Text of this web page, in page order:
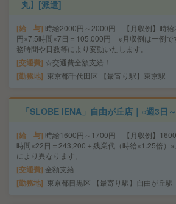
丸】[派遣]
給 与 時給2000円～2000円 【月収例】時給
円×7.5時間×7日＝105,000円 ※月収例は一例で
務時間や日数等により変動いたします。
交通費 ☆交通費全額支給！
勤務地 東京都千代田区 【最寄り駅】東京駅
「SLOBE IENA」自由が丘店｜○週3日
給 与 時給1600円～1700円 【月収例】
時間×22日＝243,200＋残業代（時給×1.25倍）
により異なります。
交通費 全額支給
勤務地 東京都目黒区 【最寄り駅】自由が丘駅